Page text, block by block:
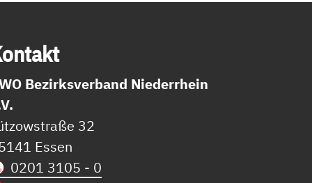
Bezirksverband Niederrhein
32
Essen
0201 3105 - 0